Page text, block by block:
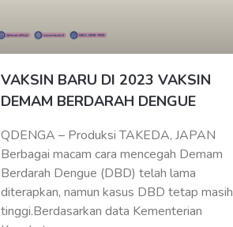
VAKSIN BARU DI 2023 VAKSIN
DEMAM BERDARAH DENGUE
QDENGA – Produksi TAKEDA, JAPAN
Berbagai macam cara mencegah Demam
Berdarah Dengue (DBD) telah lama
diterapkan, namun kasus DBD tetap masih
tinggi.Berdasarkan data Kementerian